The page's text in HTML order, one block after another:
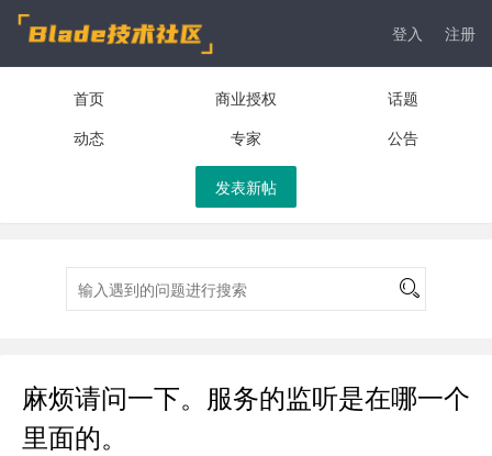
登入 注册
首页 商业授权
话题
动态
专家 公告
发表新帖
麻烦请问一下。服务的监听是在哪一个
里面的。